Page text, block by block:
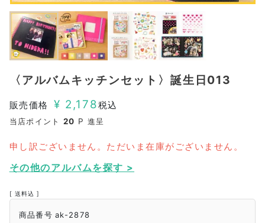
〈アルバムキッチンセット〉誕生日013
販売価格 ¥ 2,178税込
当店ポイント 20 P 進呈
申し訳ございません。ただいま在庫がございません。
その他のアルバムを探す >
送料込
商品番号 ak-2878